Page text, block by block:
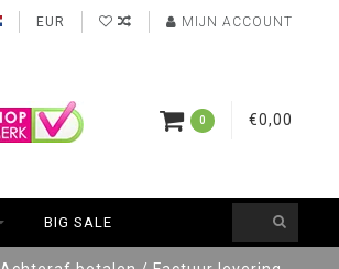
EUR MIJN ACCOUNT
0 €0,00
BIG SALE